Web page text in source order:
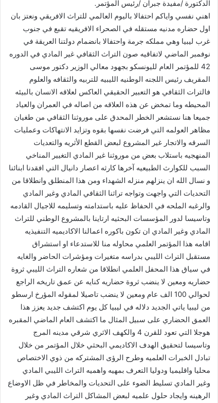
الدكتورة /مفيدة جبران /رئيس المؤتمر.
اهني نفسي واياكم احتفالا باليوم العالمي للتراث الافريقي ونعتز بان
اول حضاره مدنيه مستقله في الصحراء الافريقيه تقبع في جنوب
غرب ليبيا وهي مملكه جرمة واحتفالا بانضمام دولتنا العريقة في
نوفمبر الماضي لاتفاقيه صون التراث الثقافي غير المادي في الدوره
42 للمؤتمر العام لليونسكو بجهود معالي الوزير دكتور موسى
المقريف رئيس اللجنه الوطنيه الليبيه للتربيه والثقافه والعلوم
فالترات الثقافي هو التعبير الحقيقي العاكس لعلاقه الانسان بالبيئه
المحيطه وما تمخض عن هذه العلاقه من اصاله في العمران والعياد
جميعا هنا نستشعر الخطر المحدق على موروثنا الثقافي من طغيان
مظاهر العولمه التي فرضت نفسها بقوه وتزايد الانتهاكات وعمليات
السرقه والاتجار غير المشروع لبعض القطع الأثريه والتعديات
المنهجيه باستلاب بعض من موروثنا غير المادي التغيير المناخي
السبب للكوارث الطبيعيه آخرها كارثه اعصار دانيال التي افقدنا ابنائنا
و نسال الله ان ينزلهم منزله الشهداء ومن هذا المنطلق وانطلاقا من
التحديات التي واجهت وتواجه تراثنا الثقافي المادي وغير المادي
والرغبه الملحه في الحفاظ عليه باستدامته وتسليمه للاجيال القادمه
وتاسيسا لدور المؤسسات البحثيه ارتاينا بالمشروع الوطني للتراث
المادي وغير المادي ان تكون باكوره اعمالنا الاكاديميه التنفيذيه
اقامه هذا المؤتمر العلمي محاوله منا للاستدعاء او استشراق
مستقبل التراث الليبي بدراسه متغيرات ومؤشرات الحاضر والغايه
في سياق هذا المحفل العلمي انطلاقا من شعاره التراث الليبي ثروة
حضاريه ومعين لا ينضب ثروة حضاريه كنايه عن عمق تاريخه الراجع
لحوالي 100 الف عام ومعين لا ينضب تاصيلا لمقوله المؤرخ ارسطو
من ليبيا ياتي الجديد دلاله في ليبيا كل يوم اكتشف جديد يعزز هذا
العمق الحضاري على سبيل المثال ما اكتشف العام الماضي المقبره
هوجلا التي تعود للقرن 4 والكهف الاثري شرقي مدينه المرج
وتاسيسا لتحقيق الهدف الاكاديمي البحثي خلال المؤتمر من خلال
تبادل الخبرات العلميه وطرح الرؤى المشتركه من ذوي الاختصاص
محليا واقليميا ودوليا التعرف بمهيه واهميه التراث الليبي المادي
وغير المادي تسليط الضوء على التحديات والمخاطر في ظل الاوضاع
الرهينه وايجاد حلول علميه لبعض المشاكل التراث المادي وغير